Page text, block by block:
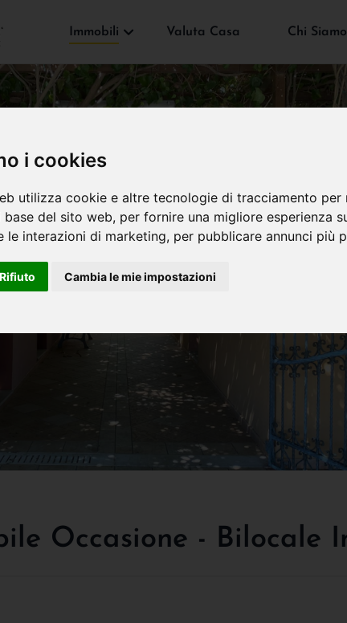
i cookies
utilizza cookie e altre tecnologie di tracciamento
del sito web, per fornire una migliore esperienza
le interazioni di marketing, per pubblicare annunci più
Rifiuto Cambia le mie impostazioni
Immobili Valuta Casa Chi Siamo
Occasione - Bilocale